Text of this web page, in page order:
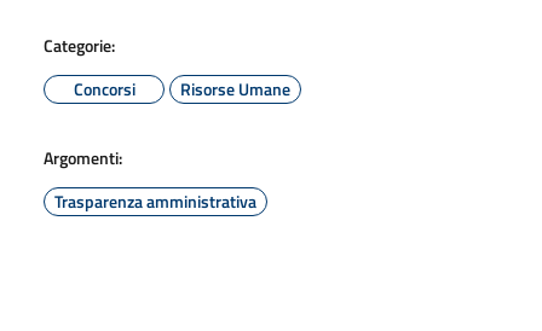
Categorie:
Concorsi
Risorse Umane
Argomenti:
Trasparenza amministrativa